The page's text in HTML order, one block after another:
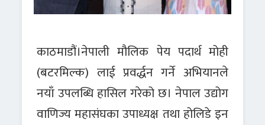
काठमाडौं।नेपाली मौलिक पेय पदार्थ मोही
(बटरमिल्क) लाई प्रवर्द्धन गर्ने अभियानले
नयाँ उपलब्धि हासिल गरेको छ। नेपाल उद्योग
वाणिज्य महासंघका उपाध्यक्ष तथा होलिडे इन